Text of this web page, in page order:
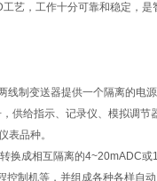
艺，工作十分可靠和稳定，是
线制变送器提供一个隔离的电
供给指示、记录仪、模拟调节
表品种。
换成相互隔离的4~20mADC或
制机等，并组成各种各样自动